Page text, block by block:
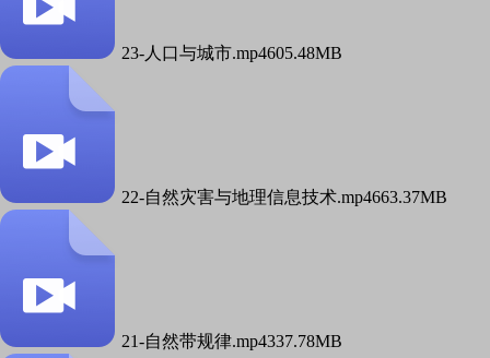
23-人口与城市.mp4605.48MB
22-自然灾害与地理信息技术.mp4663.37MB
21-自然带规律.mp4337.78MB